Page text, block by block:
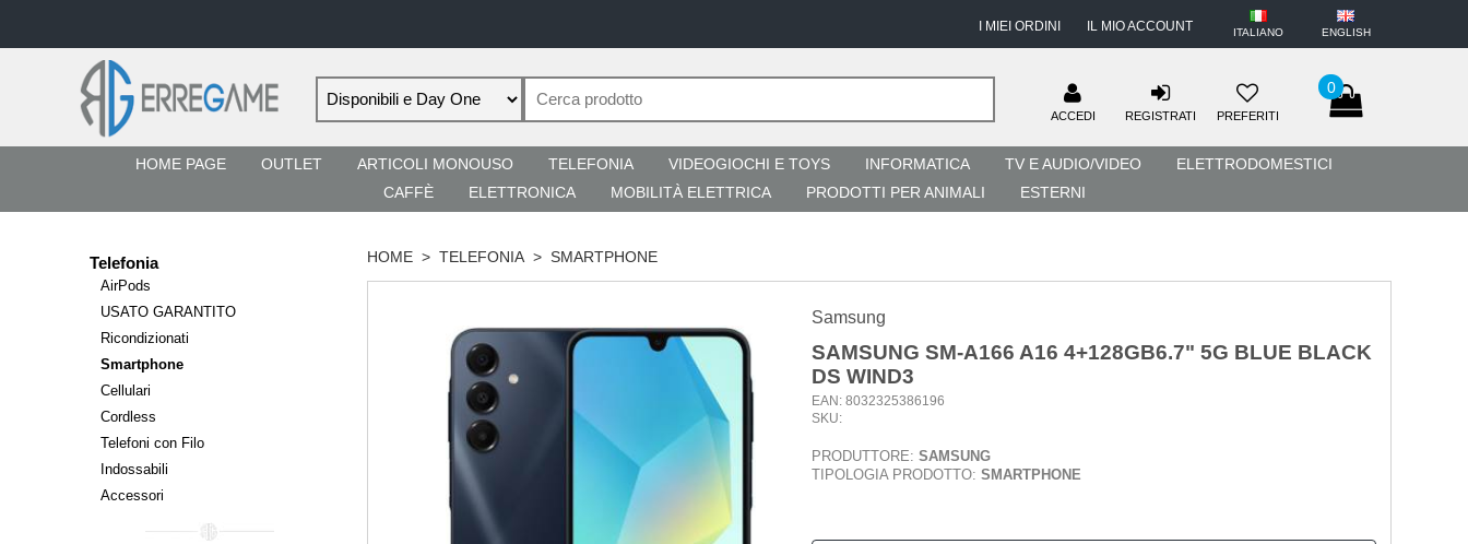
ITALIANO ENGLISH
IL MIO ACCOUNT
I MIEI ORDINI
0
PREFERITI
REGISTRATI
ACCEDI
HOME PAGE OUTLET ARTICOLI MONOUSO TELEFONIA VIDEOGIOCHI E TOYS INFORMATICA TV E AUDIO/VIDEO
ELETTRODOMESTICI
CAFFÈ
ELETTRONICA MOBILITÀ ELETTRICA PRODOTTI PER ANIMALI ESTERNI
Telefonia
AirPods
USATO GARANTITO
Ricondizionati
Smartphone
Cellulari
Cordless
Telefoni con Filo
Indossabili
Accessori
HOME > TELEFONIA > SMARTPHONE
Samsung
SAMSUNG SM-A166 A16 4+128GB6.7" 5G BLUE BLACK
DS WIND3
EAN: 8032325386196
SKU:
PRODUTTORE: SAMSUNG
TIPOLOGIA PRODOTTO: SMARTPHONE